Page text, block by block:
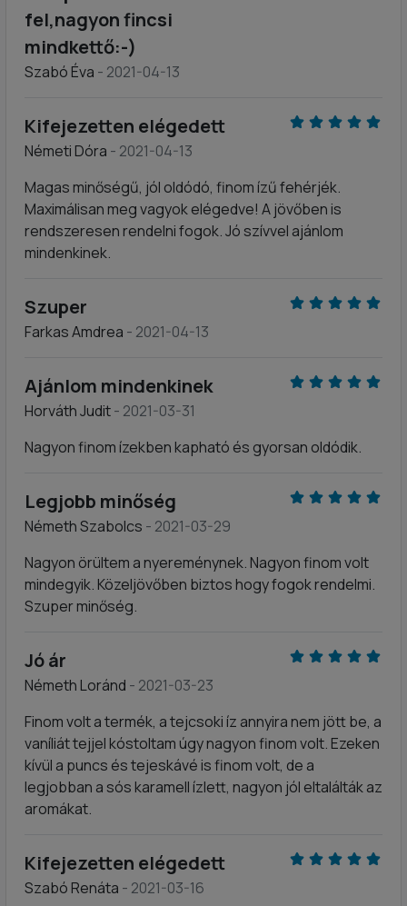
fel,nagyon fincsi
mindkettő:-)
Szabó Éva - 2021-04-13
Kifejezetten elégedett
Németi Dóra - 2021-04-13
Magas minőségű, jól oldódó, finom ízű fehérjék.
Maximálisan meg vagyok elégedve! A jövőben is
rendszeresen rendelni fogok. Jó szívvel ajánlom
mindenkinek.
Szuper
Farkas Amdrea - 2021-04-13
Ajánlom mindenkinek
Horváth Judit- 2021-03-31
Nagyon finom ízekben kapható és gyorsan oldódik.
Legjobb minőség
Németh Szabolcs - 2021-03-29
Nagyon örültem a nyereménynek. Nagyon finom volt
mindegyik. Közeljövőben biztos hogy fogok rendelmi.
Szuper minőség.
Jó ár
Németh Loránd - 2021-03-23
Finom volt a termék, a tejcsoki íz annyira nem jött be, a
vaníliát tejjel kóstoltam úgy nagyon finom volt. Ezeken
kívül a puncs és tejeskávé is finom volt, de a
legjobban a sós karamell ízlett, nagyon jól eltalálták az
aromákat.
Kifejezetten elégedett
Szabó Renáta - 2021-03-16